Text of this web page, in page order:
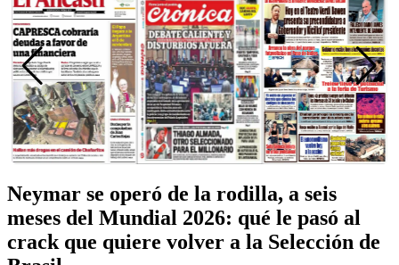
Neymar se operó de la rodilla, a seis
meses del Mundial 2026: qué le pasó al
crack que quiere volver a la Selección de